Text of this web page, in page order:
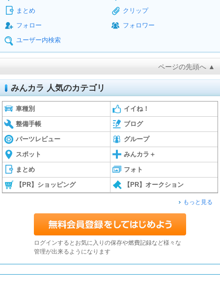
まとめ
クリップ
フォロー
フォロワー
ユーザー内検索
ページの先頭へ ▲
みんカラ 人気のカテゴリ
車種別 イイね！
整備手帳 ブログ
パーツレビュー グループ
スポット みんカラ＋
まとめ フォト
【PR】ショッピング 【PR】オークション
もっと見る
ログインするとお気に入りの保存や燃費記録など様々な
管理が出来るようになります